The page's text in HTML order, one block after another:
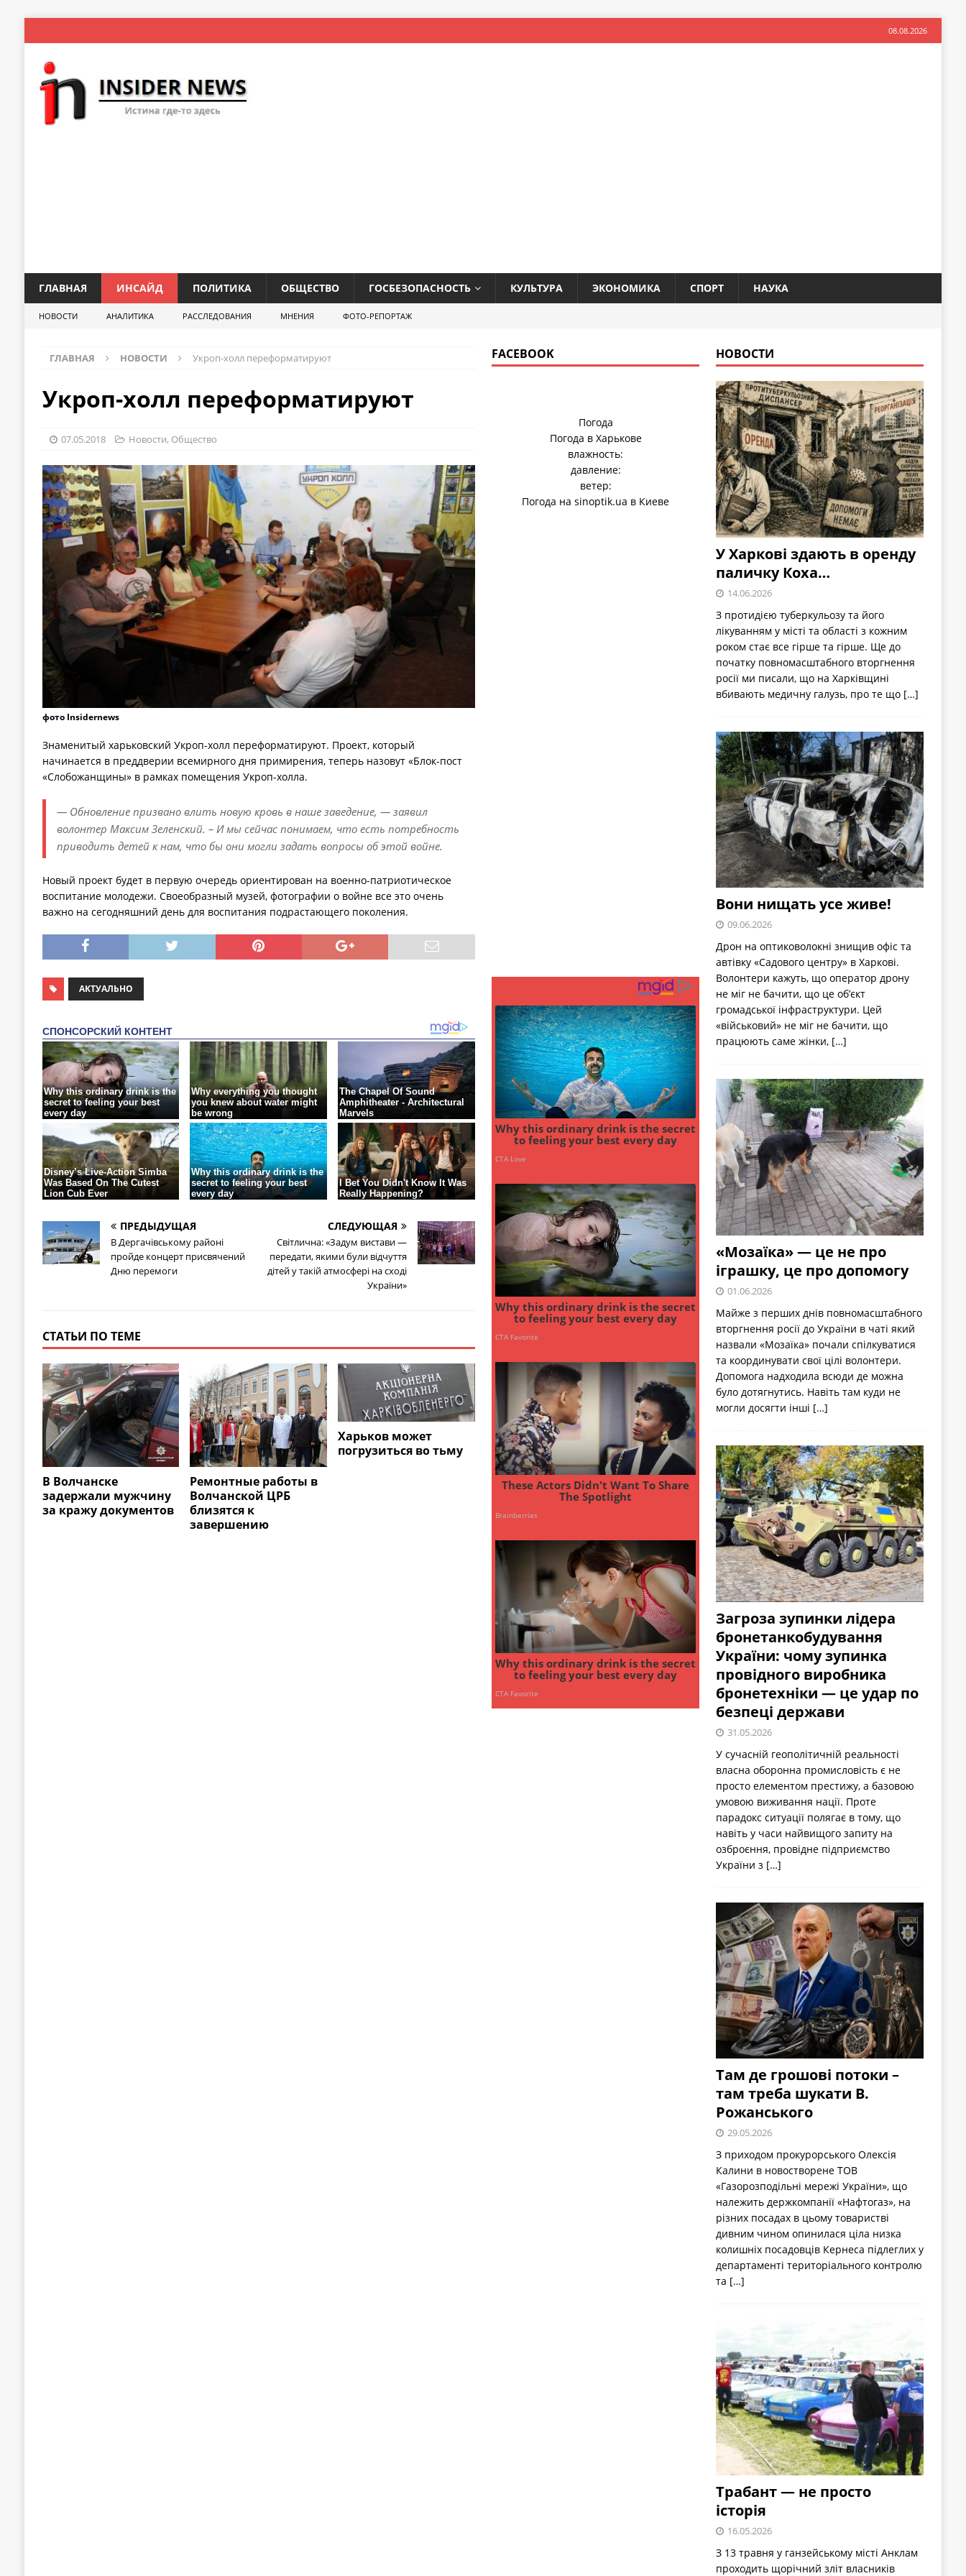
08.08.2026
ГЛАВНАЯ ИНСАЙД ПОЛИТИКА ОБЩЕСТВО ГОСБЕЗОПАСНОСТЬ КУЛЬТУРА ЭКОНОМИКА СПОРТ НАУКА
НОВОСТИ АНАЛИТИКА РАССЛЕДОВАНИЯ МНЕНИЯ ФОТО-РЕПОРТАЖ
ГЛАВНАЯ НОВОСТИ Укроп-холл переформатируют
Укроп-холл переформатируют
07.05.2018 Новости, Общество
фото Insidernews
Знаменитый харьковский Укроп-холл переформатируют. Проект, который
начинается в преддверии всемирного дня примирения, теперь назовут «Блок-пост
«Слобожанщины» в рамках помещения Укроп-холла.
— Обновление призвано влить новую кровь в наше заведение, — заявил
волонтер Максим Зеленский. – И мы сейчас понимаем, что есть потребность
приводить детей к нам, что бы они могли задать вопросы об этой войне.
Новый проект будет в первую очередь ориентирован на военно-патриотическое
воспитание молодежи. Своеобразный музей, фотографии о войне все это очень
важно на сегодняшний день для воспитания подрастающего поколения.
АКТУАЛЬНО
ПРЕДЫДУЩАЯ
В Дергачівському районі
пройде концерт присвячений
Дню перемоги
СЛЕДУЮЩАЯ
Світлична: «Задум вистави —
передати, якими були відчуття
дітей у такій атмосфері на сході
України»
СТАТЬИ ПО ТЕМЕ
В Волчанске
задержали мужчину
за кражу документов
Ремонтные работы в
Волчанской ЦРБ
близятся к
завершению
Харьков может
погрузиться во тьму
FACEBOOK
Погода
Погода в Харькове
влажность:
давление:
ветер:
Погода наsinoptik.ua в Киеве
НОВОСТИ
У Харкові здають в оренду
паличку Коха…
14.06.2026
З протидією туберкульозу та його
лікуванням у місті та області з кожним
роком стає все гірше та гірше. Ще до
початку повномасштабного вторгнення
росії ми писали, що на Харківщині
вбивають медичну галузь, про те що […]
Вони нищать усе живе!
09.06.2026
Дрон на оптиковолокні знищив офіс та
автівку «Садового центру» в Харкові.
Волонтери кажуть, що оператор дрону
не міг не бачити, що це об’єкт
громадської інфраструктури. Цей
«військовий» не міг не бачити, що
працюють саме жінки, […]
«Мозаїка» — це не про
іграшку, це про допомогу
01.06.2026
Майже з перших днів повномасштабного
вторгнення росії до України в чаті який
назвали «Мозаїка» почали спілкуватися
та координувати свої цілі волонтери.
Допомога надходила всюди де можна
було дотягнутись. Навіть там куди не
могли досягти інші […]
Загроза зупинки лідера
бронетанкобудування
України: чому зупинка
провідного виробника
бронетехніки — це удар по
безпеці держави
31.05.2026
У сучасній геополітичній реальності
власна оборонна промисловість є не
просто елементом престижу, а базовою
умовою виживання нації. Проте
парадокс ситуації полягає в тому, що
навіть у часи найвищого запиту на
озброєння, провідне підприємство
України з […]
Там де грошові потоки –
там треба шукати В.
Рожанського
29.05.2026
З приходом прокурорського Олексія
Калини в новостворене ТОВ
«Газорозподільні мережі України», що
належить держкомпанії «Нафтогаз», на
різних посадах в цьому товаристві
дивним чином опинилася ціла низка
колишніх посадовців Кернеса підлеглих у
департаменті територіального контролю
та […]
Трабант — не просто
історія
16.05.2026
З 13 травня у ганзейському місті Анклам
проходить щорічний зліт власників